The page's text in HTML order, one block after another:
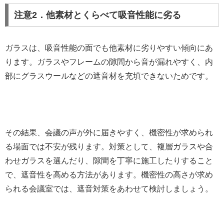
注意2．他素材とくらべて吸音性能に劣る
ガラスは、吸音性能の面でも他素材に劣りやすい傾向にあ
ります。ガラスやフレームの隙間から音が漏れやすく、内
部にグラスウールなどの遮音材を充填できないためです。
その結果、会議の声が外に届きやすく、機密性が求められ
る場面では不安が残ります。対策として、複層ガラスや合
わせガラスを選んだり、隙間を丁寧に施工したりすること
で、遮音性を高める方法があります。機密性の高さが求め
られる会議室では、遮音対策をあわせて検討しましょう。